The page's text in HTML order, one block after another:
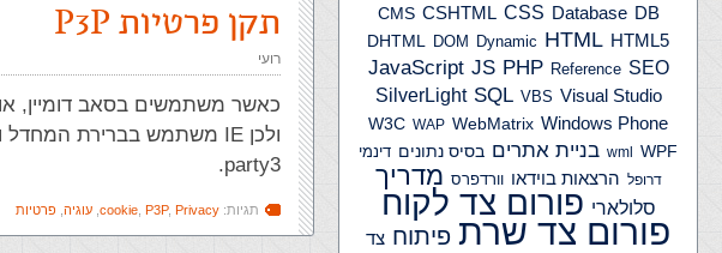
CMS CSHTML CSS Database DB
DHTML
DOM Dynamic HTML HTML5
JavaScript JS PHP Reference SEO
SilverLight SQL VBS Visual Studio
W3C WAP WebMatrix Windows Phone
wml WPF בניית אתרים בסיס נתונים דינמי
דרופל הרצאות בוידאו וורדפרס מדריך
סלולארי פורום צד לקוח
פורום צד שרת פיתוח צד
תקן פרטיות P3P
רועי
party3.
תגיות: cookie P3P, Privacy עוגיה פרטיות